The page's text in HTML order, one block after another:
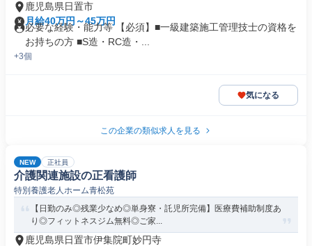
鹿児島県日置市
月給40万円～45万円
必要な経験・能力等 【必須】■一級建築施工管理技士の資格を
お持ちの方 ■S造・RC造・...
+3個
気になる
この企業の類似求人を見る
NEW 正社員
介護関連施設の正看護師
特別養護老人ホーム青松苑
【日勤のみ◎残業少なめ◎単身寮・託児所完備】医療費補助制度あ
り◎フィットネスジム無料◎ご家...
鹿児島県日置市伊集院町妙円寺